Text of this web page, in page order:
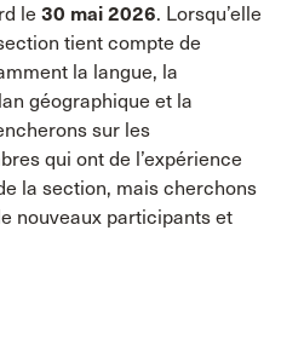
le 30 mai 2026. Lorsqu’elle
tient compte de
la langue, la
géographique et la
sur les
qui ont de l’expérience
la section, mais cherchons
nouveaux participants et